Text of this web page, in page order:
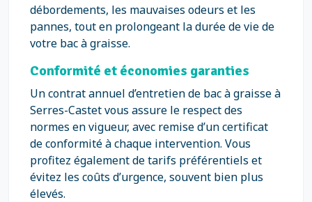
débordements, les mauvaises odeurs et les
pannes, tout en prolongeant la durée de vie de
votre bac à graisse.
Conformité et économies garanties
Un contrat annuel d’entretien de bac à graisse à
Serres-Castet vous assure le respect des
normes en vigueur, avec remise d’un certificat
de conformité à chaque intervention. Vous
profitez également de tarifs préférentiels et
évitez les coûts d’urgence, souvent bien plus
élevés.